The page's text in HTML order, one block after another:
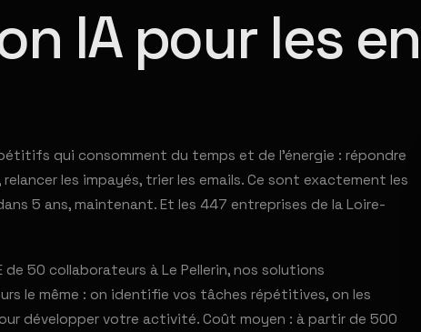
IA pour les
qui consomment du temps et de l'énergie : répondre
les impayés, trier les emails. Ce sont exactement les
5 ans, maintenant. Et les 447 entreprises de la Loire-
de 50 collaborateurs à Le Pellerin, nos solutions
le même : on identifie vos tâches répétitives, on les
développer votre activité. Coût moyen : à partir de 500